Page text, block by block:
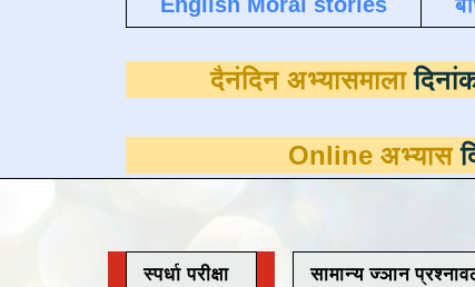
दैनंदिन
Online अभ्यासदिनांक 31
सामान्य ज्ञान
स्पर्धा परीक्षा